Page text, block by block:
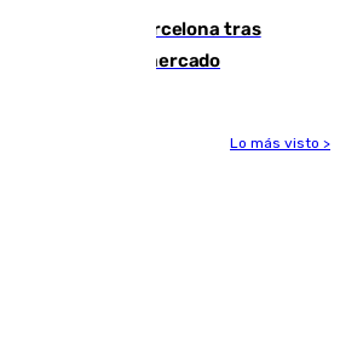
fichaje por el Barcelona tras
revoluciona el mercado
Lo más visto >